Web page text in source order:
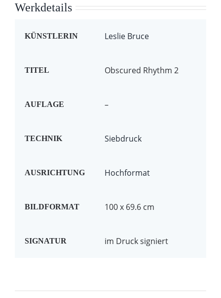
Werkdetails
KÜNSTLERIN Leslie Bruce
TITEL Obscured Rhythm 2
AUFLAGE –
TECHNIK Siebdruck
AUSRICHTUNG Hochformat
BILDFORMAT 100 x 69.6 cm
SIGNATUR im Druck signiert